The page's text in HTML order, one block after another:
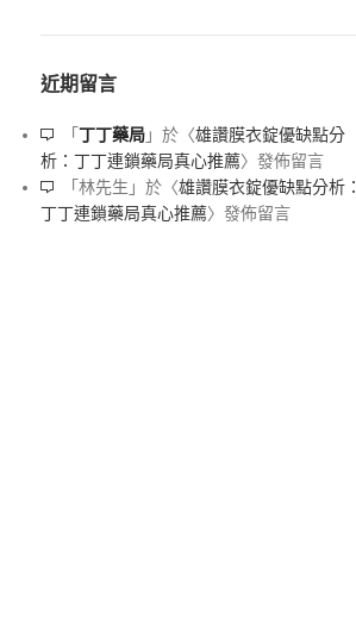
近期留言
「 丁丁藥局」於〈雄讚膜衣錠優缺點分
析：丁丁連鎖藥局真心推薦〉發佈留言
「 林先生 」於〈雄讚膜衣錠優缺點分析：
丁丁連鎖藥局真心推薦〉發佈留言